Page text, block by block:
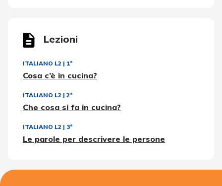
Lezioni
ITALIANO L2 | 1ª
Cosa c’è in cucina?
ITALIANO L2 | 2ª
Che cosa si fa in cucina?
ITALIANO L2 | 3ª
Le parole per descrivere le persone